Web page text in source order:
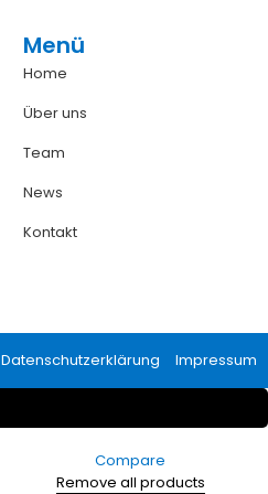
Menü
Home
Über uns
Team
News
Kontakt
Datenschutzerklärung Impressum
Compare
Remove all products